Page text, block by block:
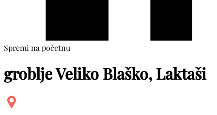
Spremi na početnu
groblje Veliko Blaško, Laktaši